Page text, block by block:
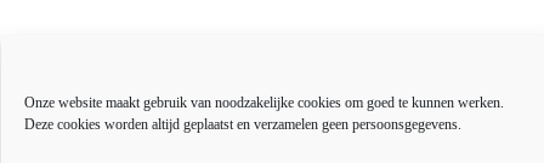
Onze website maakt gebruik van noodzakelijke cookies om goed te kunnen werken.
Deze cookies worden altijd geplaatst en verzamelen geen persoonsgegevens.
Bestuur en organisatie
Educatie